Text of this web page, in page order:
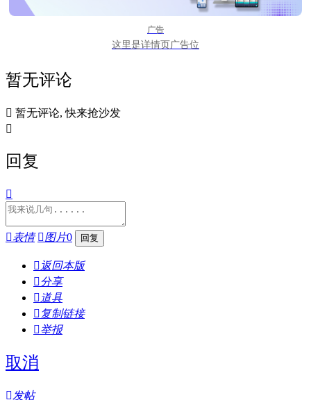
广告
这里是详情页广告位
暂无评论
 暂无评论, 快来抢沙发

回复

表情 图片0
 返回本版
分享
 道具
 复制链接
举报
取消
发帖